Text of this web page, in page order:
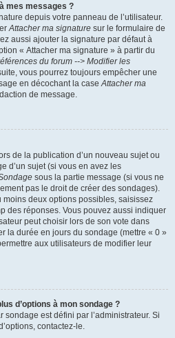
mes messages ?
depuis votre panneau de l’utilisateur.
Attacher ma signature sur le formulaire de
aussi ajouter la signature par défaut à
« Attacher ma signature » à partir du
du forum --> Modifier les
vous pourrez toujours empêcher une
en décochant la caseAttacher ma
de message.
de la publication d’un nouveau sujet ou
d’un sujet (si vous en avez les
sous la partie message (si vous ne
pas le droit de créer des sondages).
deux options possibles, saisissez
des réponses. Vous pouvez aussi indiquer
peut choisir lors de son vote dans
la durée en jours du sondage (mettre « 0 »
aux utilisateurs de modifier leur
d’options à mon sondage ?
sondage est défini par l’administrateur. Si
contactez-le.